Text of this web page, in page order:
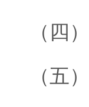
（四
（五